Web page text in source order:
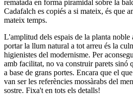
rematada en forma piramidal sobre la
Cadafalch es copiés a si mateix, és que
mateix temps.
L'amplitud dels espais de la planta noble
portar la llum natural a tot arreu és la
higienistes del modernisme. Per
amb facilitat, no va construir parets sinó
a base de grans portes. Encara que el
van ser les referències mossàrabs del
sostre. Fixa't en tots els detalls!